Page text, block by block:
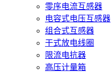
零序电流互感器
电容式电压互感器
组合式互感器
干式放电线圈
限流电抗器
高压计量箱